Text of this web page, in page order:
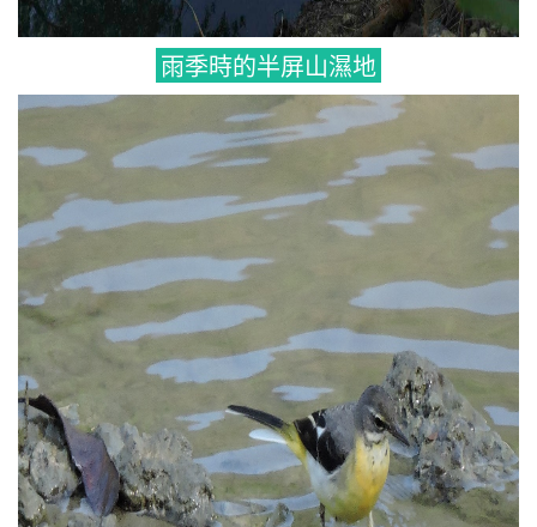
雨季時的半屏山濕地